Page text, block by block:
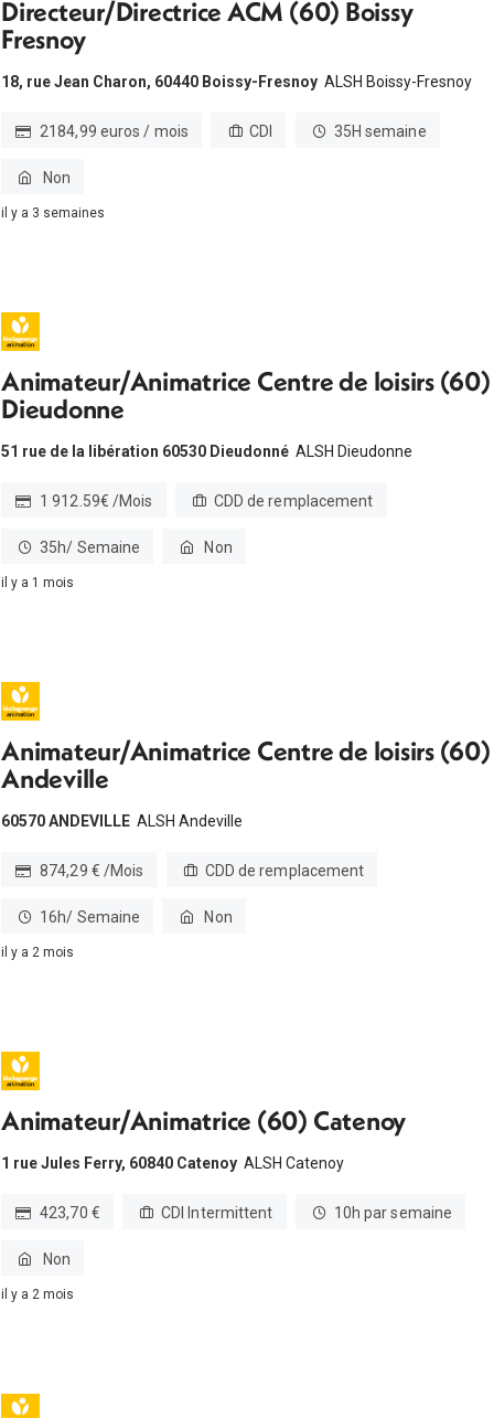
Directeur/Directrice ACM (60) Boissy
Fresnoy
18, rue Jean Charon, 60440 Boissy-Fresnoy ALSH Boissy-Fresnoy
2184,99 euros / mois CDI 35H semaine
Non
il y a 3 semaines
Animateur/Animatrice Centre de loisirs (60)
Dieudonne
51 rue de la libération 60530 Dieudonné ALSH Dieudonne
1 912.59€ /Mois CDD de remplacement
35h/ Semaine Non
il y a 1 mois
Animateur/Animatrice Centre de loisirs (60)
Andeville
60570 ANDEVILLE ALSH Andeville
874,29 € /Mois CDD de remplacement
16h/ Semaine Non
il y a 2 mois
Animateur/Animatrice (60) Catenoy
1 rue Jules Ferry, 60840 Catenoy ALSH Catenoy
423,70 € CDI Intermittent 10h par semaine
Non
il y a 2 mois